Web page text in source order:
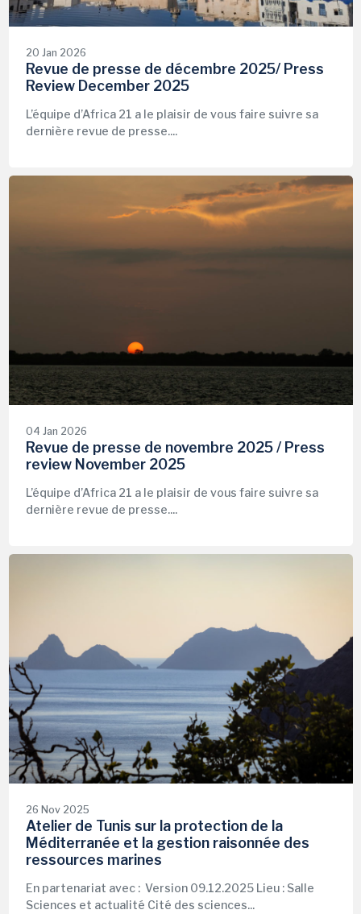
20 Jan 2026
Revue de presse de décembre 2025/ Press
Review December 2025
L’équipe d’Africa 21 a le plaisir de vous faire suivre sa
dernière revue de presse....
04 Jan 2026
Revue de presse de novembre 2025 / Press
review November 2025
L’équipe d’Africa 21 a le plaisir de vous faire suivre sa
dernière revue de presse....
26 Nov 2025
Atelier de Tunis sur la protection de la
Méditerranée et la gestion raisonnée des
ressources marines
En partenariat avec : Version 09.12.2025 Lieu : Salle
Sciences et actualité Cité des sciences...